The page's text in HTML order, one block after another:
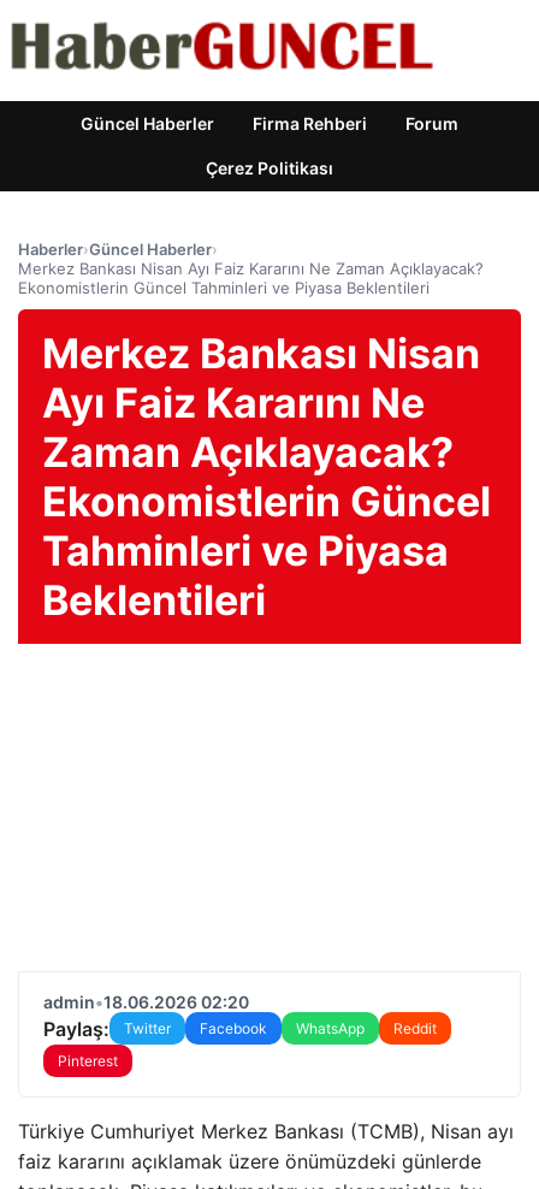
Güncel Haberler Firma Rehberi Forum
Çerez Politikası
Haberler›Güncel Haberler›
Merkez Bankası Nisan Ayı Faiz Kararını Ne Zaman Açıklayacak?
Ekonomistlerin Güncel Tahminleri ve Piyasa Beklentileri
Merkez Bankası Nisan
Ayı Faiz Kararını Ne
Zaman Açıklayacak?
Ekonomistlerin Güncel
Tahminleri ve Piyasa
Beklentileri
admin•18.06.2026 02:20
Paylaş: Twitter Facebook WhatsApp
Reddit
Pinterest
Türkiye Cumhuriyet Merkez Bankası (TCMB), Nisan ayı
faiz kararını açıklamak üzere önümüzdeki günlerde